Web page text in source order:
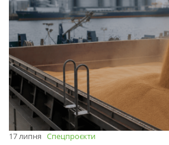
17 липня Спецпроєкти